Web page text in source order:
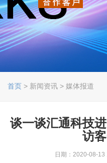
首页 > 新闻资讯 > 媒体报道
谈一谈汇通科技
访
日期：2020-08-